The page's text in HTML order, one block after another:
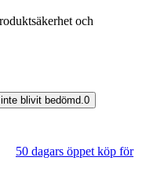
och
blivit bedömd.0
50 dagars öppet köp för